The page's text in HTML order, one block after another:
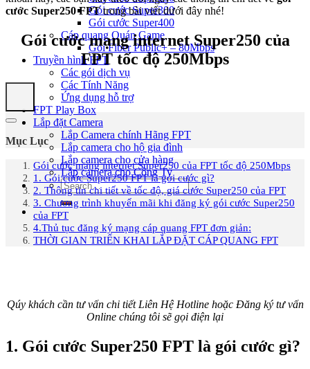
Gói cước Super300
Gói cước Super400
Cáp quang Quán Game
Gói Fiber Public+ – 80Mbps
Truyền hình FPT
Các gói dịch vụ
Các Tính Năng
Ứng dụng hỗ trợ
FPT Play Box
Lắp đặt Camera
Lắp Camera chính Hãng FPT
Lắp camera cho hộ gia đình
Lắp camera cho cửa hàng
Lắp camera cho Công Ty
cước Super250 FPTtrong bài viết dưới đây nhé!
Gói cước mạng internet Super250 của
FPT tốc độ 250Mbps
Mục Lục
Gói cước mạng internet Super250 của FPT tốc độ 250Mbps
1. Gói cước Super250 FPT là gói cước gì?
2. Thông tin chi tiết về tốc độ, giá cước Super250 của FPT
3. Chương trình khuyến mãi khi đăng ký gói cước Super250
của FPT
4.Thủ tục đăng ký mạng cáp quang FPT đơn giản:
THỜI GIAN TRIỂN KHAI LẮP ĐẶT CÁP QUANG FPT
Qúy khách cần tư vấn chi tiết Liên Hệ Hotline hoặc Đăng ký tư vấn
Online chúng tôi sẽ gọi điện lại
1. Gói cước Super250 FPT là gói cước gì?